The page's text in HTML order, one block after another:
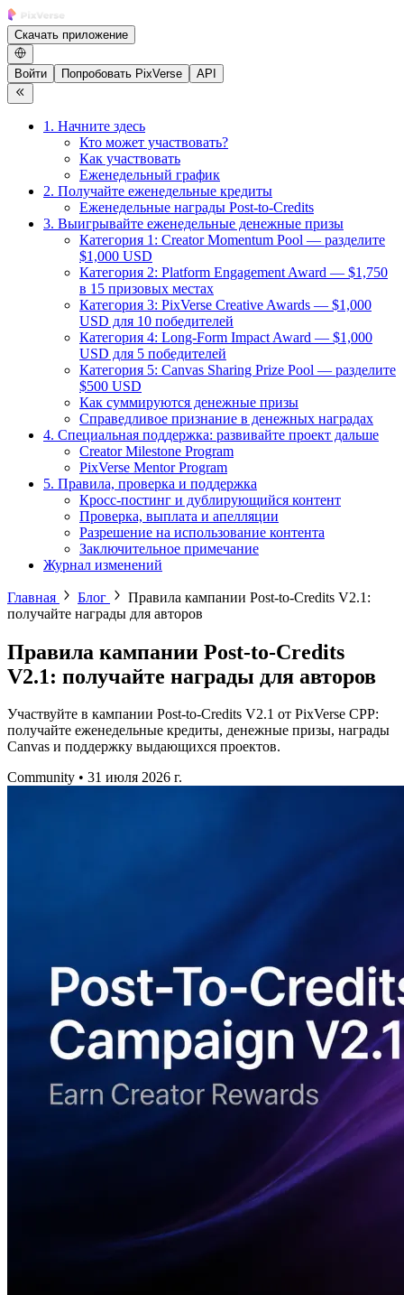
Скачать приложение
Войти Попробовать PixVerse API
1. Начните здесь
Кто может участвовать?
Как участвовать
Еженедельный график
2. Получайте еженедельные кредиты
Еженедельные награды Post-to-Credits
3. Выигрывайте еженедельные денежные призы
Категория 1: Creator Momentum Pool — разделите
$1,000 USD
Категория 2: Platform Engagement Award — $1,750
в 15 призовых местах
Категория 3: PixVerse Creative Awards — $1,000
USD для 10 победителей
Категория 4: Long-Form Impact Award — $1,000
USD для 5 победителей
Категория 5: Canvas Sharing Prize Pool — разделите
$500 USD
Как суммируются денежные призы
Справедливое признание в денежных наградах
4. Специальная поддержка: развивайте проект дальше
Creator Milestone Program
PixVerse Mentor Program
5. Правила, проверка и поддержка
Кросс-постинг и дублирующийся контент
Проверка, выплата и апелляции
Разрешение на использование контента
Заключительное примечание
Журнал изменений
Главная Блог
Правила кампании Post-to-Credits V2.1:
получайте награды для авторов
Правила кампании Post-to-Credits
V2.1: получайте награды для авторов
Участвуйте в кампании Post-to-Credits V2.1 от PixVerse CPP:
получайте еженедельные кредиты, денежные призы, награды
Canvas и поддержку выдающихся проектов.
Community • 31 июля 2026 г.